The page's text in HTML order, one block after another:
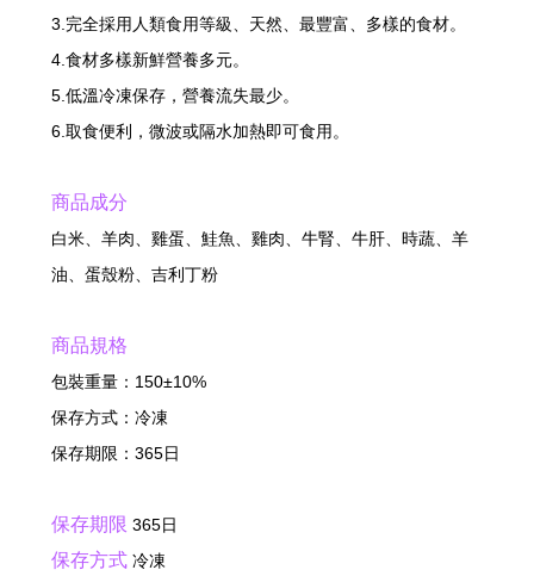
3.完全採用人類食用等級、天然、最豐富、多樣的食材。
4.食材多樣新鮮營養多元。
5.低溫冷凍保存，營養流失最少。
6.取食便利，微波或隔水加熱即可食用。
商品成分
白米、羊肉、雞蛋、鮭魚、雞肉、牛腎、牛肝、時蔬、羊
油、蛋殼粉、吉利丁粉
商品規格
包裝重量：150±10%
保存方式：冷凍
保存期限：365日
保存期限 365日
保存方式 冷凍